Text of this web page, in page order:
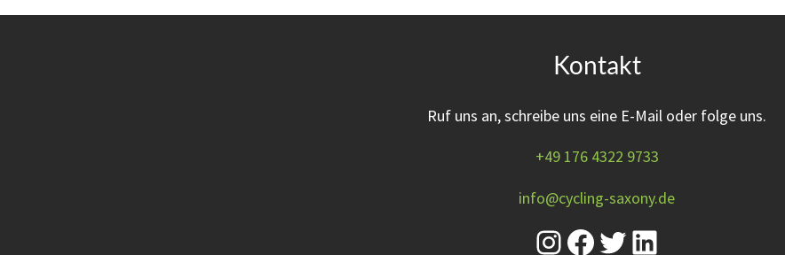
Kontakt
Ruf uns an, schreibe uns eine E-Mail oder folge uns.
+49 176 4322 9733
info@cycling-saxony.de